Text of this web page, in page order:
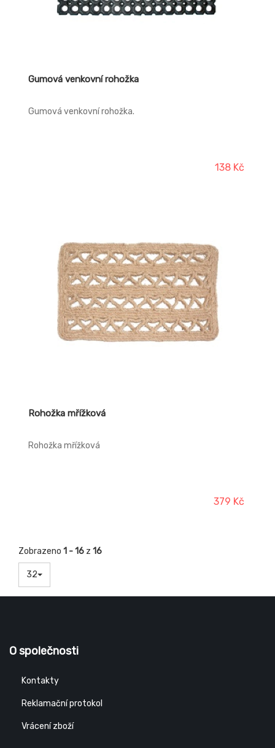
Gumová venkovní rohožka
Gumová venkovní rohožka.
138 Kč
Rohožka mřížková
Rohožka mřížková
379 Kč
Zobrazeno 1 - 16 z 16
32
O společnosti
Kontakty
Reklamační protokol
Vrácení zboží